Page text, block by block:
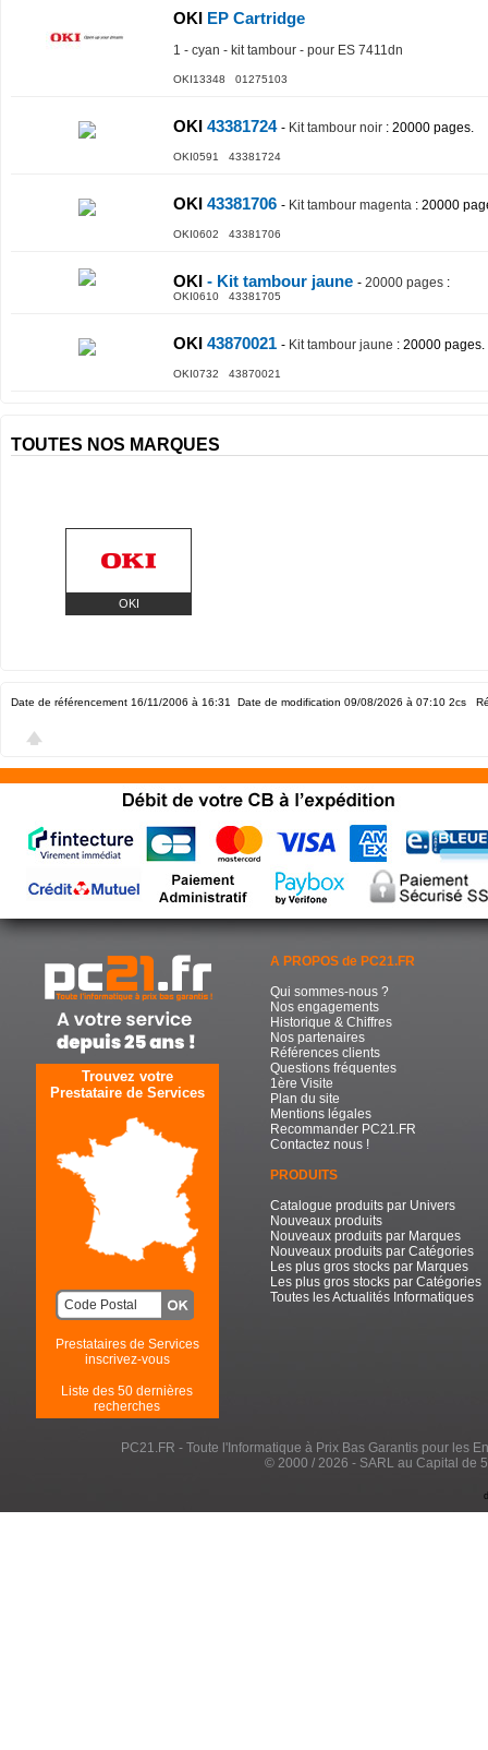
OKI EP Cartridge
1 - cyan - kit tambour - pour ES 7411dn
OKI13348 01275103
OKI 43381724 - Kit tambour noir : 20000 pages.
OKI0591 43381724
OKI 43381706 - Kit tambour magenta : 20000
OKI0602 43381706
OKI - Kit tambour jaune - 20000 pages :
OKI0610 43381705
OKI 43870021 - Kit tambour jaune : 20000 pages.
OKI0732 43870021
TOUTES NOS MARQUES
OKI
Date de référencement 16/11/2006 à 16:31 Date de modification 09/08/2026 à 07:10 2cs
Trouvez votre
Prestataire de Services
Prestataires de Services
inscrivez-vous
Liste des 50 dernières
recherches
A PROPOS de PC21.FR
Qui sommes-nous ?
Nos engagements
Historique & Chiffres
Nos partenaires
Références clients
Questions fréquentes
1ère Visite
Plan du site
Mentions légales
Recommander PC21.FR
Contactez nous !
PRODUITS
Catalogue produits par Univers
Nouveaux produits
Nouveaux produits par Marques
Nouveaux produits par Catégories
Les plus gros stocks par Marques
Les plus gros stocks par Catégories
Toutes les Actualités Informatiques
PC21.FR - Toute l'Informatique à Prix Bas Garantis pour les
© 2000 / 2026 - SARL au Capital de